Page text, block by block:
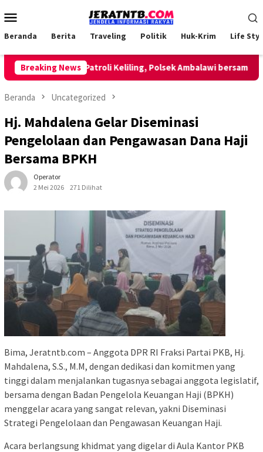
ke
Mobile
Beranda Berita Traveling Politik Huk-Krim Life
Breaking News
Lakukan Patroli Keliling, Polsek Ambalawi bersama TNI
Beranda Uncategorized
Hj. Mahdalena Gelar Diseminasi
Pengelolaan dan Pengawasan Dana Haji
Bersama BPKH
Operator
2 Mei 2026
271 Dilihat
Bima, Jeratntb.com – Anggota DPR RI Fraksi Partai PKB, Hj.
Mahdalena, S.S., M.M, dengan dedikasi dan komitmen yang
tinggi dalam menjalankan tugasnya sebagai anggota legislatif,
bersama dengan Badan Pengelola Keuangan Haji (BPKH)
menggelar acara yang sangat relevan, yakni Diseminasi
Strategi Pengelolaan dan Pengawasan Keuangan Haji.
Acara berlangsung khidmat yang digelar di Aula Kantor PKB